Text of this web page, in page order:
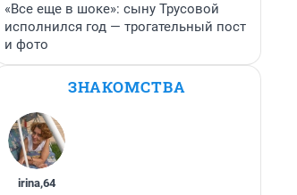
«Все еще в шоке»: сыну Трусовой
исполнился год — трогательный пост
и фото
ЗНАКОМСТВА
irina,64